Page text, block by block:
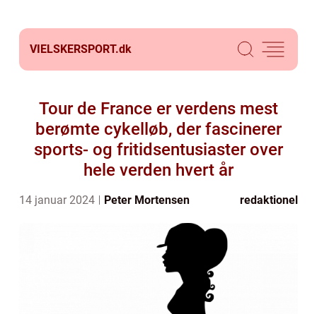
VIELSKERSPORT.dk
Tour de France er verdens mest
berømte cykelløb, der fascinerer
sports- og fritidsentusiaster over
hele verden hvert år
14 januar 2024 Peter Mortensen redaktionel